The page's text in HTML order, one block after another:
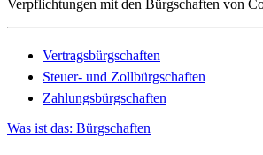
Verpflichtungen mit den Bürgschaften von
Vertragsbürgschaften
Steuer- und Zollbürgschaften
Zahlungsbürgschaften
Was ist das: Bürgschaften